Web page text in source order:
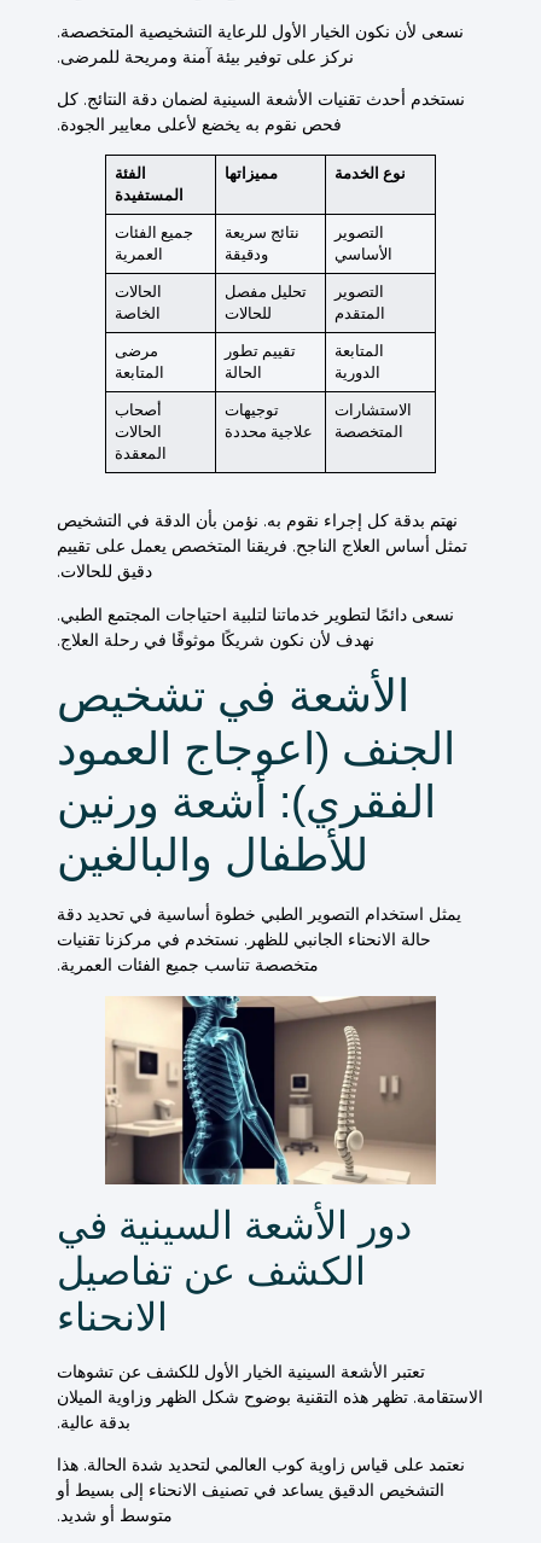
نسعى لأن نكون الخيار الأول للرعاية التشخيصية المتخصصة.
نركز على توفير بيئة آمنة ومريحة للمرضى.
نستخدم أحدث تقنيات الأشعة السينية لضمان دقة النتائج. كل
فحص نقوم به يخضع لأعلى معايير الجودة.
نوع الخدمة مميزاتها
الفئة
المستفيدة
التصوير
الأساسي
نتائج سريعة
ودقيقة
جميع الفئات
العمرية
التصوير
المتقدم
تحليل مفصل
للحالات
الحالات
الخاصة
المتابعة
الدورية
تقييم تطور
الحالة
مرضى
المتابعة
الاستشارات
المتخصصة
توجيهات
علاجية محددة
أصحاب
الحالات
المعقدة
نهتم بدقة كل إجراء نقوم به. نؤمن بأن الدقة في التشخيص
تمثل أساس العلاج الناجح. فريقنا المتخصص يعمل علىتقييم
دقيق للحالات.
نسعى دائمًا لتطوير خدماتنا لتلبية احتياجات المجتمع الطبي.
نهدف لأن نكون شريكًا موثوقًا في رحلة العلاج.
الأشعة في تشخيص
الجنف (اعوجاج العمود
الفقري): أشعة ورنين
للأطفال والبالغين
يمثل استخدام التصوير الطبي خطوة أساسية في تحديد دقة
حالة الانحناء الجانبي للظهر. نستخدم في مركزنا تقنيات
متخصصة تناسب جميع الفئات العمرية.
دور الأشعة السينية في
الكشف عن تفاصيل
الانحناء
تعتبر الأشعة السينية الخيار الأول للكشف عن تشوهات
الاستقامة. تظهر هذه التقنية بوضوح شكل الظهر وزاوية الميلان
بدقة عالية.
نعتمد على قياس زاوية كوب العالمي لتحديد شدة الحالة. هذا
التشخيص الدقيق يساعد في تصنيف الانحناء إلى بسيط أو
متوسط أو شديد.